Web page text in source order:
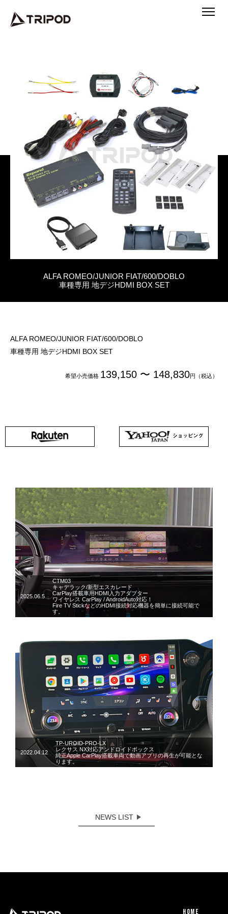
ALFA ROMEO/JUNIOR FIAT/600/DOBLO
車種専用 地デジHDMI BOX SET
ALFA ROMEO/JUNIOR FIAT/600/DOBLO
車種専用 地デジHDMI BOX SET
希望小売価格 139,150 〜 148,830円（税込）
2025.06.5
CTM03
キャデラック/新型エスカレード
CarPlay搭載車用HDMI入力アダプター
ワイヤレス CarPlay / AndroidAuto対応！
Fire TV StickなどのHDMI接続対応機器を簡単に接続可能で
す。
2022.04.12
TP-UROID-PRO-LX
レクサス NX対応アンドロイドボックス
純正Apple CarPlay搭載車両で動画アプリの再生が可能とな
ります。
NEWS LIST
HOME